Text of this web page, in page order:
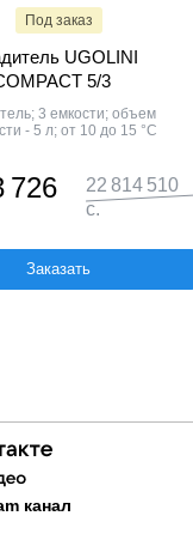
Под заказ
UGOLINI
5/3
3 емкости; объем
- 5 л; от 10 до 15 °C
726
22 814 510
с.
Заказать
канал